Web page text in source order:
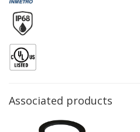
Associated products